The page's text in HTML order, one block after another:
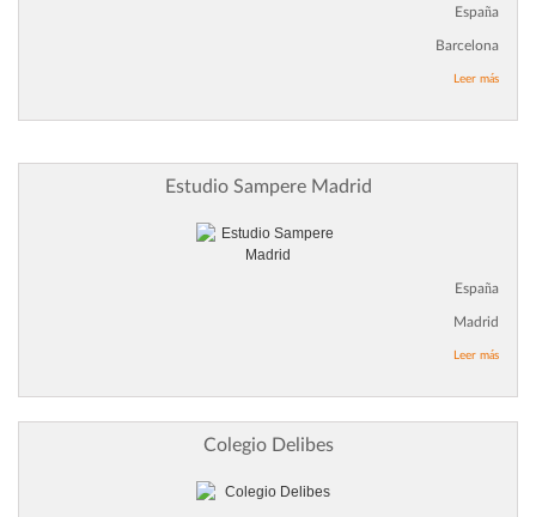
España
Barcelona
Leer más
Estudio Sampere Madrid
España
Madrid
Leer más
Colegio Delibes